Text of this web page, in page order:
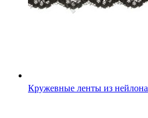
Кружевные ленты из нейлона